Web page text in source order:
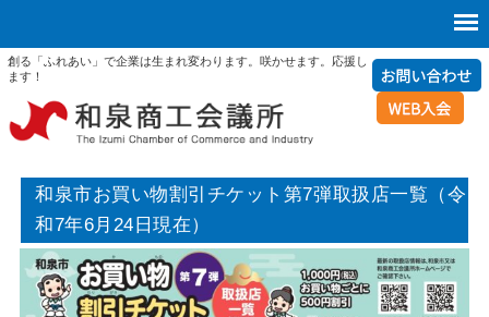
創る「ふれあい」で企業は生まれ変わります。咲かせます。応援し
ます！
和泉市お買い物割引チケット第7弾取扱店一覧（令
和7年6月24日現在）